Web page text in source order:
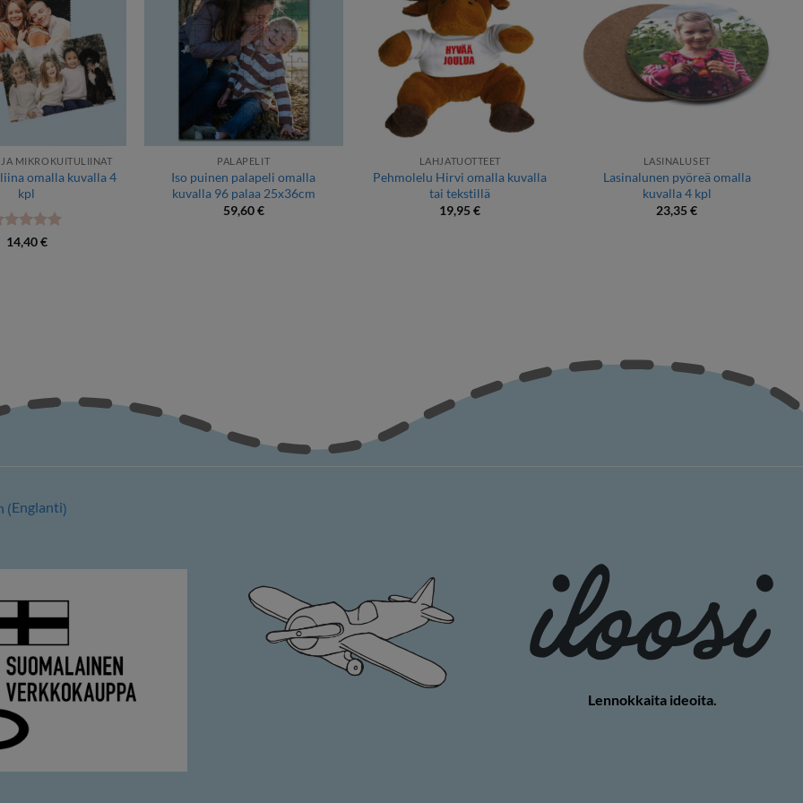
MIKROKUITULIINAT
omalla kuvalla 4
kpl
14,40€
PALAPELIT
Iso puinen palapeli omalla
kuvalla 96 palaa 25x36cm
59,60€
LAHJATUOTTEET
Pehmolelu Hirvi omalla kuvalla
tai tekstillä
19,95€
LASINALUSET
Lasinalunen pyöreä omalla
kuvalla 4 kpl
23,35€
(Englanti)
Lennokkaita ideoita.